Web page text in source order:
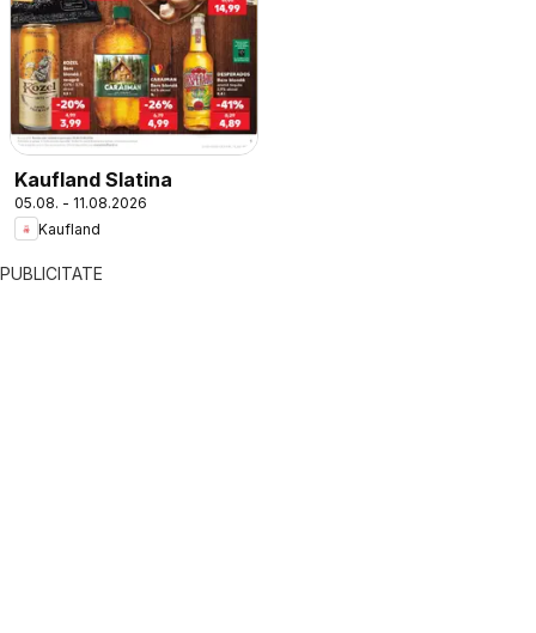
Kaufland Slatina
05.08. - 11.08.2026
Kaufland
PUBLICITATE